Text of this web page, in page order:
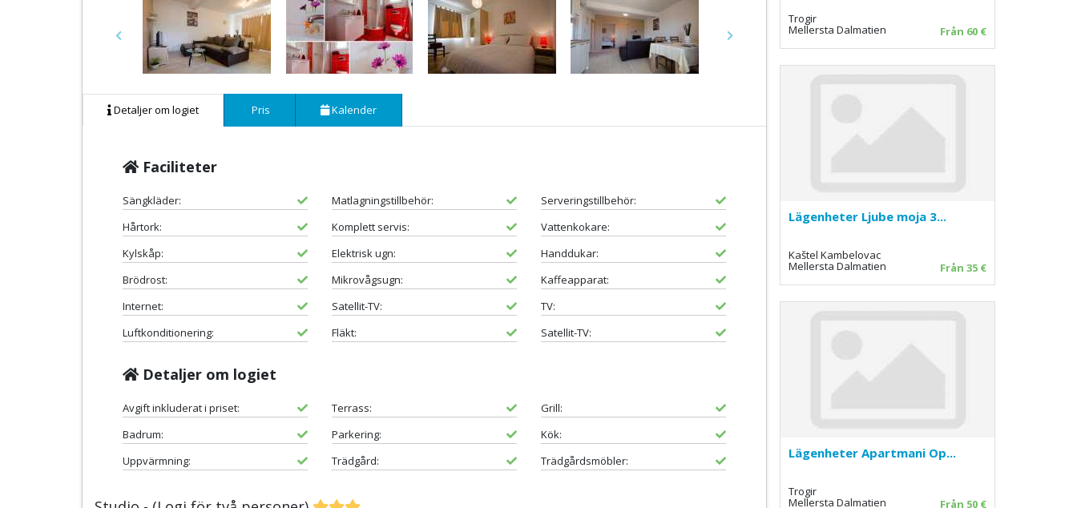
Previous Next
Detaljer om logiet Pris Kalender
Faciliteter
Sängkläder: Matlagningstillbehör:
Serveringstillbehör:
Hårtork:
Komplett servis:
Vattenkokare:
Kylskåp:
Elektrisk ugn:
Handdukar:
Brödrost:
Mikrovågsugn:
Kaffeapparat:
Internet:
Satellit-TV:
TV:
Luftkonditionering:
Fläkt: Satellit-TV:
Detaljer om logiet
Avgift inkluderat i priset: Terrass:
Grill:
Badrum:
Parkering:
Kök:
Uppvärmning:
Trädgård: Trädgårdsmöbler:
Trogir
Mellersta Dalmatien Från 60 €
Lägenheter Ljube moja 3...
Kaštel Kambelovac
Mellersta Dalmatien Från 35 €
Lägenheter Apartmani Op...
Trogir
Mellersta Dalmatien Från 50 €